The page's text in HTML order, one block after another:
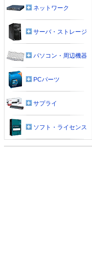
ネットワーク
サーバ・ストレージ
パソコン・周辺機器
PCパーツ
サプライ
ソフト・ライセンス